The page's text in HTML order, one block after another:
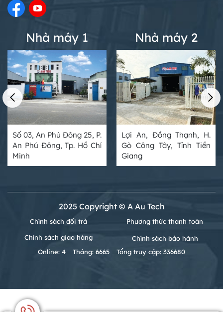
Nhà máy 1
Số 03, An Phú Đông 25, P.
An Phú Đông, Tp. Hồ Chí
Minh
Nhà máy 2
Lợi An, Đồng Thạnh, H.
Gò Công Tây, Tỉnh Tiền
Giang
2025 Copyright © A Au Tech
Chính sách đổi trả
Phương thức thanh toán
Chính sách giao hàng
Chính sách bảo hành
Online: 4
Tháng: 6665 Tổng truy cập: 336680